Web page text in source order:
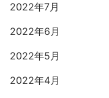
2022年7月
2022年6月
2022年5月
2022年4月